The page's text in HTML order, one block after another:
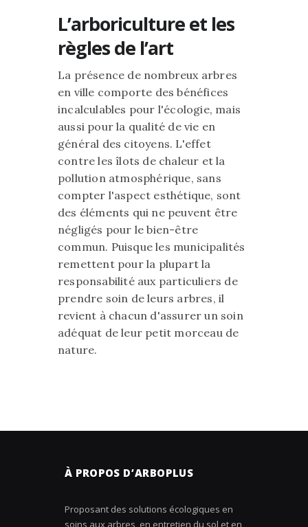
L’arboriculture et les
règles de l’art
La présence de nombreux arbres
en ville comporte des bénéfices
incalculables pour l'écologie, mais
aussi pour la qualité de vie en
général des citoyens. L'effet
contre les îlots de chaleur et la
pollution atmosphérique, sans
compter l'aspect esthétique, sont
des éléments qui ne peuvent être
négligés pour le bien-être
commun. Puisque les municipalités
remettent pour la plupart la
responsabilité aux particuliers de
prendre soin de leurs arbres, il
revient à chacun d'assurer un soin
adéquat de leur petit morceau de
nature.
À PROPOS D’ARBOPLUS
Proposant des solutions écologiques en
soins aux arbres, en entretien du sol et en